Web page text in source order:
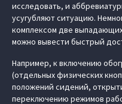
исследовать, и
усугубляют ситуацию.
комплексом две
можно вывести быстрый
Например, к включению
(отдельных физических
положений сидений,
переключению режимов